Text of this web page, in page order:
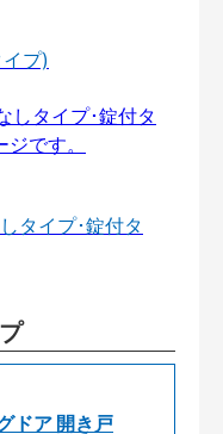
プ)
タイプ･錠付タ
ドア 開き戸